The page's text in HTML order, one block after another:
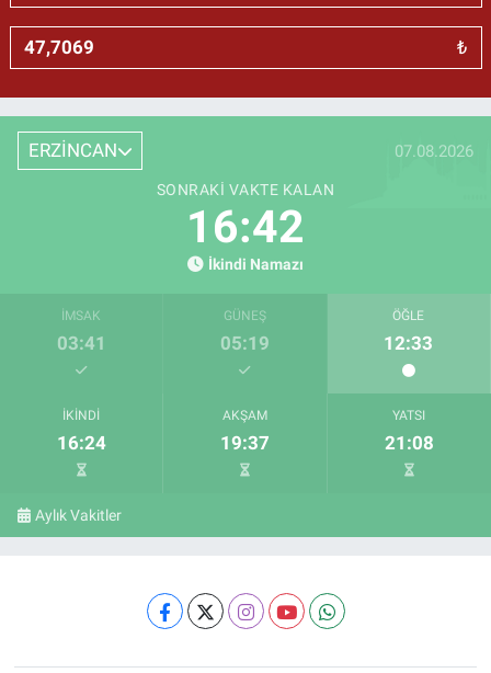
₺
ERZİNCAN 07.08.2026
SONRAKI VAKTE KALAN
16:41
İkindi Namazı
İMSAK
03:41
GÜNEŞ
05:19
ÖĞLE
12:33
İKINDI
16:24
AKŞAM
19:37
YATSI
21:08
Aylık Vakitler